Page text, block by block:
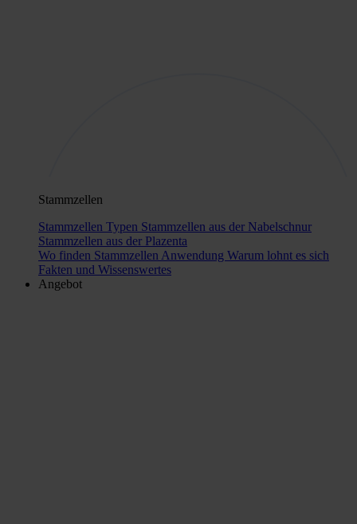
Stammzellen
Stammzellen Typen Stammzellen aus der Nabelschnur
Stammzellen aus der Plazenta
Wo finden Stammzellen Anwendung Warum lohnt es sich
Fakten und Wissenswertes
Angebot